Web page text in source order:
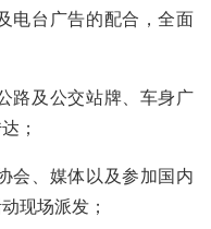
电台广告的配合，全面
路及公交站牌、车身广
；
会、媒体以及参加国内
现场派发；